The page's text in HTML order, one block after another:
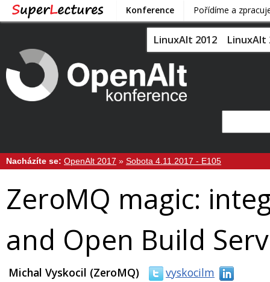
Konference Pořídíme a
LinuxAlt 2012 LinuxAlt
Nacházíte se: OpenAlt 2017 » Sobota 4.11.2017 - E105
ZeroMQ magic:
and Open Build
Michal Vyskocil (ZeroMQ) vyskocilm